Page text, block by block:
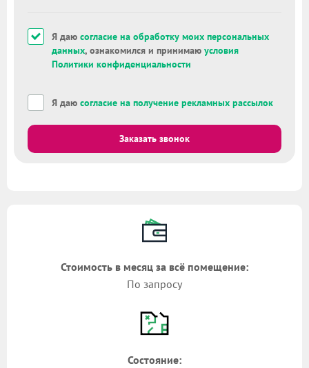
Я даю согласие на обработку моих персональных
данных, ознакомился и принимаю условия
Политики конфиденциальности
Я даю согласие на получение рекламных рассылок
Заказать звонок
Стоимость в месяц за всё помещение:
По запросу
Состояние: